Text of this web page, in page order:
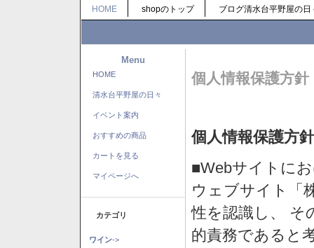
HOME shopのトップ ブログ清水台平野屋の日
Menu
HOME
清水台平野屋の日々
イベント案内
おすすめの商品
カートを見る
マイページへ
カテゴリ
ワイン->
個人情報保護方針
個人情報保護方針
■Webサイトに
ウェブサイト「
性を認識し、 そ
的責務であると